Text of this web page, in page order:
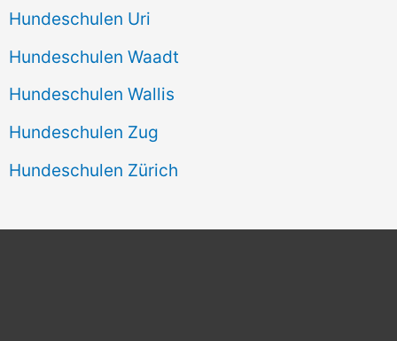
Hundeschulen Uri
Hundeschulen Waadt
Hundeschulen Wallis
Hundeschulen Zug
Hundeschulen Zürich